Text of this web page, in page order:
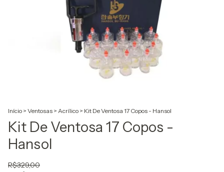
Início > Ventosas > Acrílico > Kit De Ventosa 17 Copos - Hansol
Kit De Ventosa 17 Copos -
Hansol
R$329,00